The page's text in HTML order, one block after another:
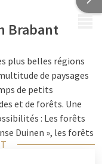
Brabant
plus belles régions
de paysages
de petits
et de forêts. Une
: Les forêts
Duinen », les forêts
de Breda et beaucoup